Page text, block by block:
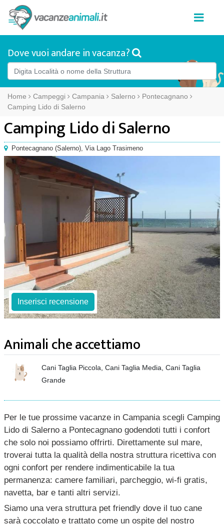
Dove vuoi andare in vacanza?
Home Campeggi Campania Salerno
Pontecagnano
Camping Lido di Salerno
Camping Lido di Salerno
Pontecagnano (Salerno), Via Lago Trasimeno
Inserisci recensione
Animali che accettiamo
Cani Taglia Piccola, Cani Taglia Media, Cani Taglia
Grande
Per le tue prossime vacanze in Campania scegli Camping
Lido di Salerno a Pontecagnano godendoti tutti i confort
che solo noi possiamo offrirti. Direttamente sul mare,
troverai tutta la qualità della nostra struttura ricettiva con
ogni confort per rendere indimenticabile la tua
permanenza: camere familiari, parcheggio, wi-fi gratis,
navetta, bar e tanti altri servizi.
Siamo una vera struttura pet friendly dove il tuo cane
sarà coccolato e trattato come un ospite del nostro